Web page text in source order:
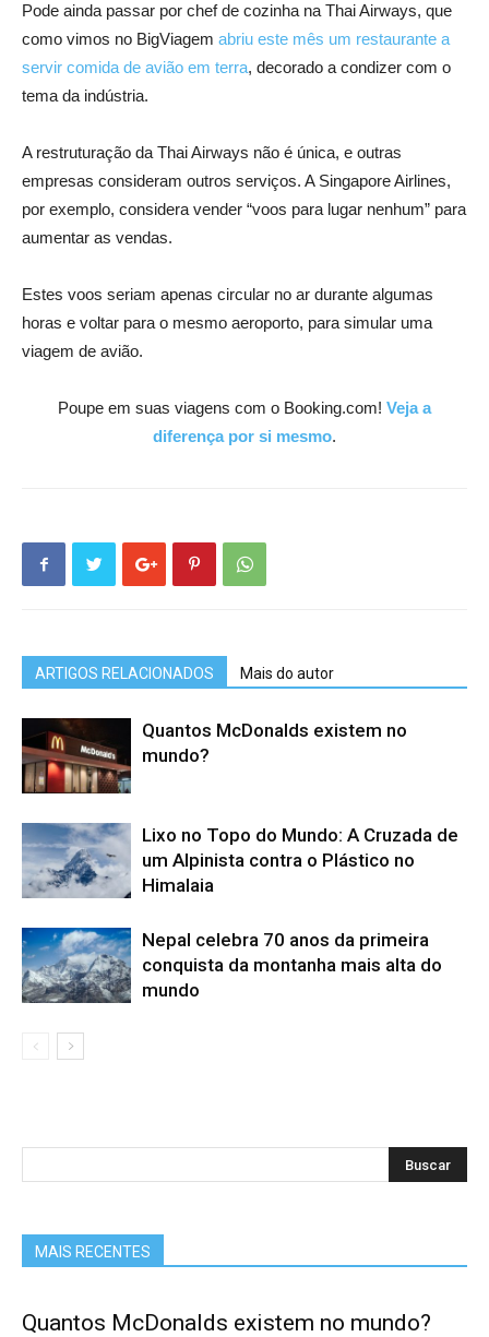
Pode ainda passar por chef de cozinha na Thai Airways, que
como vimos no BigViagem abriu este mês um restaurante a
servir comida de avião em terra, decorado a condizer com o
tema da indústria.
A restruturação da Thai Airways não é única, e outras
empresas consideram outros serviços. A Singapore Airlines,
por exemplo, considera vender “voos para lugar nenhum” para
aumentar as vendas.
Estes voos seriam apenas circular no ar durante algumas
horas e voltar para o mesmo aeroporto, para simular uma
viagem de avião.
Poupe em suas viagens com o Booking.com! Veja a
diferença por si mesmo.
ARTIGOS RELACIONADOS Mais do autor
Quantos McDonalds existem no
mundo?
Lixo no Topo do Mundo: A Cruzada de
um Alpinista contra o Plástico no
Himalaia
Nepal celebra 70 anos da primeira
conquista da montanha mais alta do
mundo
MAIS RECENTES
Quantos McDonalds existem no mundo?